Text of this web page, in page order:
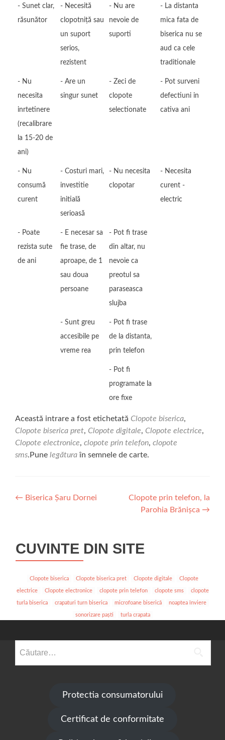
- Sunet clar,
răsunător
- Necesită
clopotniță sau
un suport
serios,
rezistent
- Nu are
nevoie de
suporti
- La distanta
mica fata de
biserica nu se
aud ca cele
traditionale
- Nu
necesita
inrtetinere
(recalibrare
la 15-20 de
ani)
- Are un
singur sunet
- Zeci de
clopote
selectionate
- Pot surveni
defectiuni in
cativa ani
- Nu
consumă
curent
- Costuri mari,
investitie
initială
serioasă
- Nu necesita
clopotar
- Necesita
curent -
electric
- Poate
rezista sute
de ani
- E necesar sa
fie trase, de
aproape, de 1
sau doua
persoane
- Pot fi trase
din altar, nu
nevoie ca
preotul sa
paraseasca
slujba
- Sunt greu
accesibile pe
vreme rea
- Pot fi trase
de la distanta,
prin telefon
- Pot fi
programate la
ore fixe
Această intrare a fost etichetată Clopote biserica,
Clopote biserica pret, Clopote digitale, Clopote electrice,
Clopote electronice, clopote prin telefon, clopote
sms.Pune legătura în semnele de carte.
Navigare
← Biserica Șaru Dornei
Clopote prin telefon, la
Parohia Brănişca →
CUVINTE DIN SITE
Clopote biserica Clopote biserica pret Clopote digitale Clopote
electrice Clopote electronice clopote prin telefon clopote sms clopote
turla biserica crapaturi turn biserica microfoane biserică noaptea înviere
sonorizare paști turla crapata
după:
Protectia consumatorului
Certificat de conformitate